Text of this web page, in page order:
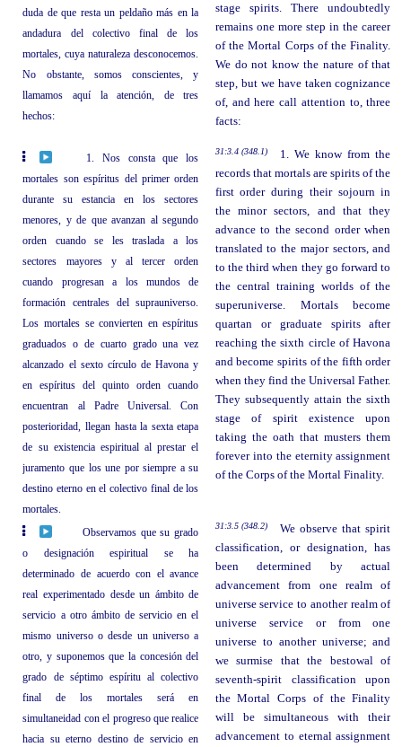
duda de que resta un peldaño más en la
andadura del colectivo final de los
mortales, cuya naturaleza desconocemos.
No obstante, somos conscientes, y
llamamos aquí la atención, de tres
hechos:
stage spirits. There undoubtedly
remains one more step in the career
of the Mortal Corps of the Finality.
We do not know the nature of that
step, but we have taken cognizance
of, and here call attention to, three
facts:
1. Nos consta que los
mortales son espíritus del primer orden
durante su estancia en los sectores
menores, y de que avanzan al segundo
orden cuando se les traslada a los
sectores mayores y al tercer orden
cuando progresan a los mundos de
formación centrales del suprauniverso.
Los mortales se convierten en espíritus
graduados o de cuarto grado una vez
alcanzado el sexto círculo de Havona y
en espíritus del quinto orden cuando
encuentran al Padre Universal. Con
posterioridad, llegan hasta la sexta etapa
de su existencia espiritual al prestar el
juramento que los une por siempre a su
destino eterno en el colectivo final de los
mortales.
31:3.4 (348.1)
1. We know from the
records that mortals are spirits of the
first order during their sojourn in
the minor sectors, and that they
advance to the second order when
translated to the major sectors, and
to the third when they go forward to
the central training worlds of the
superuniverse. Mortals become
quartan or graduate spirits after
reaching the sixth circle of Havona
and become spirits of the fifth order
when they find the Universal Father.
They subsequently attain the sixth
stage of spirit existence upon
taking the oath that musters them
forever into the eternity assignment
of the Corps of the Mortal Finality.
Observamos que su grado
o designación espiritual se ha
determinado de acuerdo con el avance
real experimentado desde un ámbito de
servicio a otro ámbito de servicio en el
mismo universo o desde un universo a
otro, y suponemos que la concesión del
grado de séptimo espíritu al colectivo
final de los mortales será en
simultaneidad con el progreso que realice
hacia su eterno destino de servicio en
31:3.5 (348.2)
We observe that spirit
classification, or designation, has
been determined by actual
advancement from one realm of
universe service to another realm of
universe service or from one
universe to another universe; and
we surmise that the bestowal of
seventh-spirit classification upon
the Mortal Corps of the Finality
will be simultaneous with their
advancement to eternal assignment